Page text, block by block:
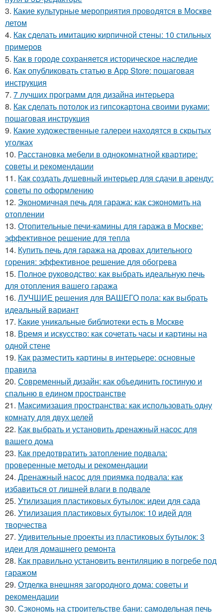
3. Какие культурные мероприятия проводятся в Москве
летом
4. Как сделать имитацию кирпичной стены: 10 стильных
примеров
5. Как в городе сохраняется историческое наследие
6. Как опубликовать статью в App Store: пошаговая
инструкция
7. 7 лучших программ для дизайна интерьера
8. Как сделать потолок из гипсокартона своими руками:
пошаговая инструкция
9. Какие художественные галереи находятся в скрытых
уголках
10. Расстановка мебели в однокомнатной квартире:
советы и рекомендации
11. Как создать душевный интерьер для сдачи в аренду:
советы по оформлению
12. Экономичная печь для гаража: как сэкономить на
отоплении
13. Отопительные печи-камины для гаража в Москве:
эффективное решение для тепла
14. Купить печь для гаража на дровах длительного
горения: эффективное решение для обогрева
15. Полное руководство: как выбрать идеальную печь
для отопления вашего гаража
16. ЛУЧШИЕ решения для ВАШЕГО пола: как выбрать
идеальный вариант
17. Какие уникальные библиотеки есть в Москве
18. Время и искусство: как сочетать часы и картины на
одной стене
19. Как разместить картины в интерьере: основные
правила
20. Современный дизайн: как объединить гостиную и
спальню в едином пространстве
21. Максимизация пространства: как использовать одну
комнату для двух целей
22. Как выбрать и установить дренажный насос для
вашего дома
23. Как предотвратить затопление подвала:
проверенные методы и рекомендации
24. Дренажный насос для приямка подвала: как
избавиться от лишней влаги в подвале
25. Утилизация пластиковых бутылок: идеи для сада
26. Утилизация пластиковых бутылок: 10 идей для
творчества
27. Удивительные проекты из пластиковых бутылок: 3
идеи для домашнего ремонта
28. Как правильно установить вентиляцию в погребе под
гаражом
29. Отделка внешняя загородного дома: советы и
рекомендации
30. Сэкономь на строительстве бани: самодельная печь